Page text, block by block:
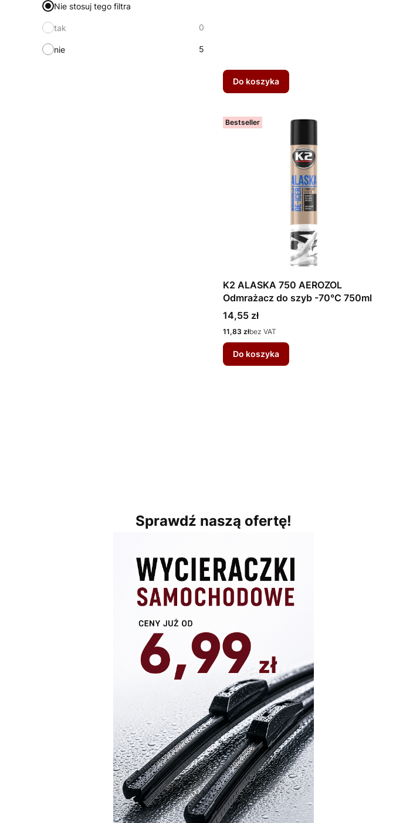
Nie stosuj tego filtra
tak 0
nie 5
Do koszyka
Bestseller
K2 ALASKA 750 AEROZOL
Odmrażacz do szyb -70°C 750ml
Cena
14,55 zł
Cena
11,83 złbez VAT
Do koszyka
Sprawdź naszą ofertę!